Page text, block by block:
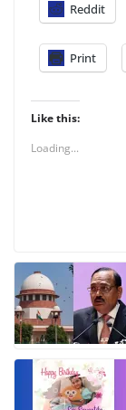
Reddit
Print
Like this:
Loading...